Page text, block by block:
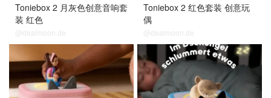
Toniebox 2 月灰色创意音响套
装 红色
@dealmoon.de
Toniebox 2 红色套装 创意玩
偶
@dealmoon.de